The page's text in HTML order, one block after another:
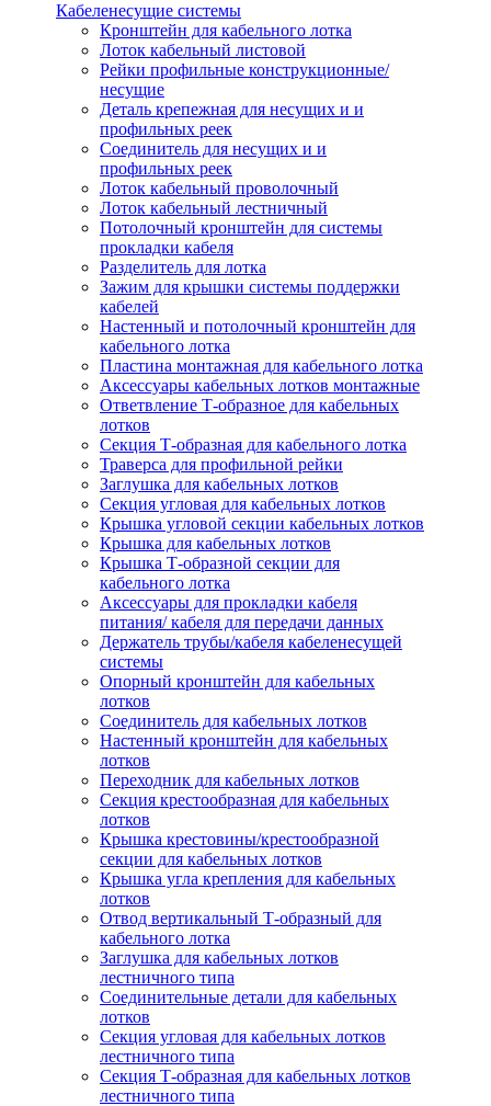
Кабеленесущие системы
Кронштейн для кабельного лотка
Лоток кабельный листовой
Рейки профильные конструкционные/
несущие
Деталь крепежная для несущих и и
профильных реек
Соединитель для несущих и и
профильных реек
Лоток кабельный проволочный
Лоток кабельный лестничный
Потолочный кронштейн для системы
прокладки кабеля
Разделитель для лотка
Зажим для крышки системы поддержки
кабелей
Настенный и потолочный кронштейн для
кабельного лотка
Пластина монтажная для кабельного лотка
Аксессуары кабельных лотков монтажные
Ответвление Т-образное для кабельных
лотков
Секция Т-образная для кабельного лотка
Траверса для профильной рейки
Заглушка для кабельных лотков
Секция угловая для кабельных лотков
Крышка угловой секции кабельных лотков
Крышка для кабельных лотков
Крышка Т-образной секции для
кабельного лотка
Аксессуары для прокладки кабеля
питания/ кабеля для передачи данных
Держатель трубы/кабеля кабеленесущей
системы
Опорный кронштейн для кабельных
лотков
Соединитель для кабельных лотков
Настенный кронштейн для кабельных
лотков
Переходник для кабельных лотков
Секция крестообразная для кабельных
лотков
Крышка крестовины/крестообразной
секции для кабельных лотков
Крышка угла крепления для кабельных
лотков
Отвод вертикальный Т-образный для
кабельного лотка
Заглушка для кабельных лотков
лестничного типа
Соединительные детали для кабельных
лотков
Секция угловая для кабельных лотков
лестничного типа
Секция Т-образная для кабельных лотков
лестничного типа